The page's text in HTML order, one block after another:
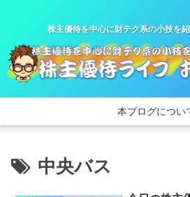
株主優待を中心に財テク系の小技を
本ブログについ
中央バス